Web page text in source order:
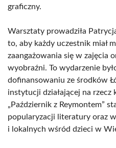
graficzny.
Warsztaty prowadziła
to, aby każdy uczestnik miał
zaangażowania się w zajęcia
wyobraźni. To wydarzenie
dofinansowaniu ze środków
instytucji działającej na
„Październik z Reymontem”
popularyzacji literatury oraz
i lokalnych wśród dzieci w